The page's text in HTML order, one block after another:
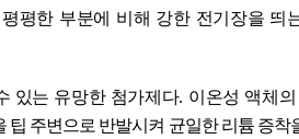
평한 부분에 비해 강한 전기장을 띄
있는 유망한 첨가제다. 이온성 액체
주변으로 반발시켜 균일한 리튬 증착